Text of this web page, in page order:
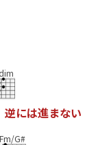
逆には進まない
Fm/G#